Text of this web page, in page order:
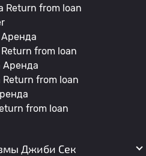
Return from loan
Аренда
Return from loan
Аренда
Return from loan
from loan
Джиби Сек